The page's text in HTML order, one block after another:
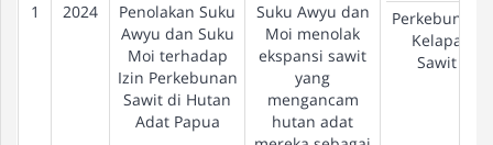
1
2024
Penolakan Suku
Awyu dan Suku
Moi terhadap
Izin Perkebunan
Sawit di Hutan
Adat Papua
Suku Awyu dan
Moi menolak
ekspansi sawit
yang
mengancam
hutan adat
Perkebunan
Kelapa
Sawit